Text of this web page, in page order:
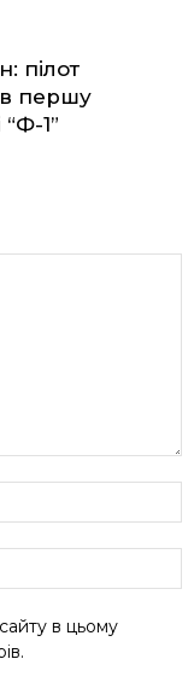
пілот
першу
1”
в цьому